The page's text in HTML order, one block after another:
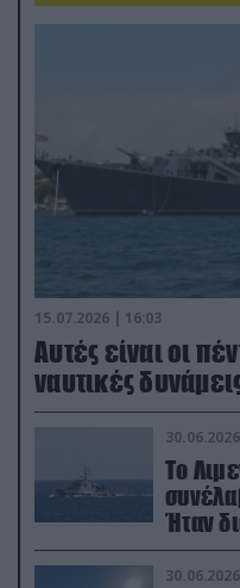
15.07.2026 | 16:03
Aυτές είναι οι
ναυτικές
30.06.2026
Το
Ήταν
30.06.2026